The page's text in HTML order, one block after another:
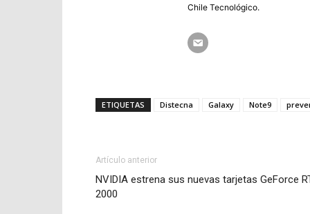
Chile Tecnológico.
ETIQUETAS Distecna Galaxy Note9
Artículo anterior
NVIDIA estrena sus nuevas tarjetas GeForce
2000